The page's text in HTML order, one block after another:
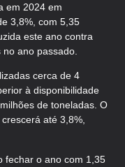
em 2024 em
3,8%, com 5,35
este ano contra
ano passado.
cerca de 4
à disponibilidade
de toneladas. O
até 3,8%,
fechar o ano com 1,35